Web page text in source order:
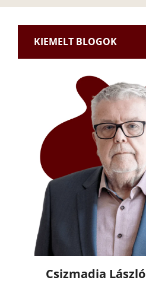
KIEMELT BLOGOK
Csizmadia László